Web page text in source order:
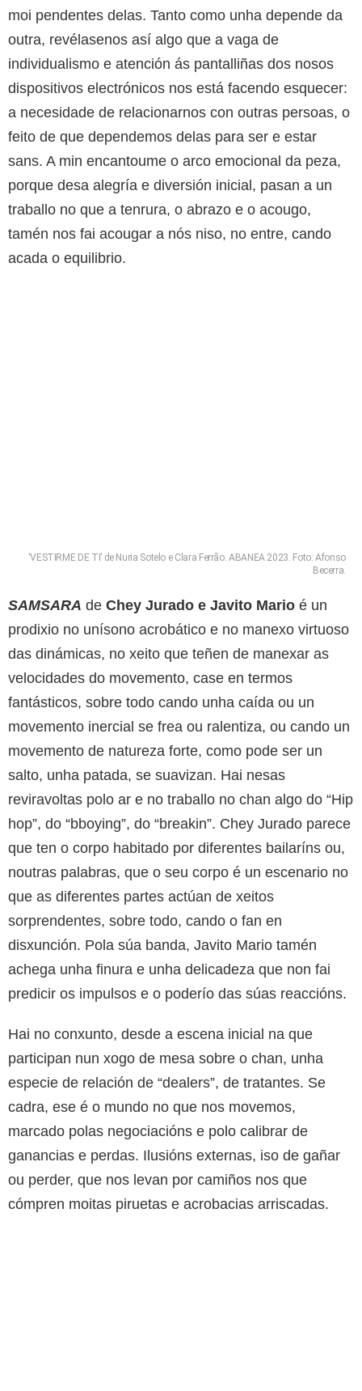
moi pendentes delas. Tanto como unha depende da
outra, revélasenos así algo que a vaga de
individualismo e atención ás pantalliñas dos nosos
dispositivos electrónicos nos está facendo esquecer:
a necesidade de relacionarnos con outras persoas, o
feito de que dependemos delas para ser e estar
sans. A min encantoume o arco emocional da peza,
porque desa alegría e diversión inicial, pasan a un
traballo no que a tenrura, o abrazo e o acougo,
tamén nos fai acougar a nós niso, no entre, cando
acada o equilibrio.
‘VESTIRME DE TI’ de Nuria Sotelo e Clara Ferrão. ABANEA 2023. Foto: Afonso
Becerra.
SAMSARA de Chey Jurado e Javito Mario é un
prodixio no unísono acrobático e no manexo virtuoso
das dinámicas, no xeito que teñen de manexar as
velocidades do movemento, case en termos
fantásticos, sobre todo cando unha caída ou un
movemento inercial se frea ou ralentiza, ou cando un
movemento de natureza forte, como pode ser un
salto, unha patada, se suavizan. Hai nesas
reviravoltas polo ar e no traballo no chan algo do “Hip
hop”, do “bboying”, do “breakin”. Chey Jurado parece
que ten o corpo habitado por diferentes bailaríns ou,
noutras palabras, que o seu corpo é un escenario no
que as diferentes partes actúan de xeitos
sorprendentes, sobre todo, cando o fan en
disxunción. Pola súa banda, Javito Mario tamén
achega unha finura e unha delicadeza que non fai
predicir os impulsos e o poderío das súas reaccións.
Hai no conxunto, desde a escena inicial na que
participan nun xogo de mesa sobre o chan, unha
especie de relación de “dealers”, de tratantes. Se
cadra, ese é o mundo no que nos movemos,
marcado polas negociacións e polo calibrar de
ganancias e perdas. Ilusións externas, iso de gañar
ou perder, que nos levan por camiños nos que
cómpren moitas piruetas e acrobacias arriscadas.